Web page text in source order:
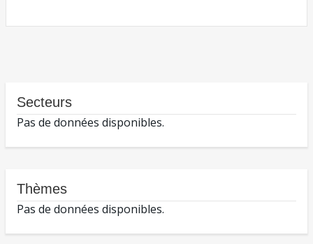
Secteurs
Pas de données disponibles.
Thèmes
Pas de données disponibles.